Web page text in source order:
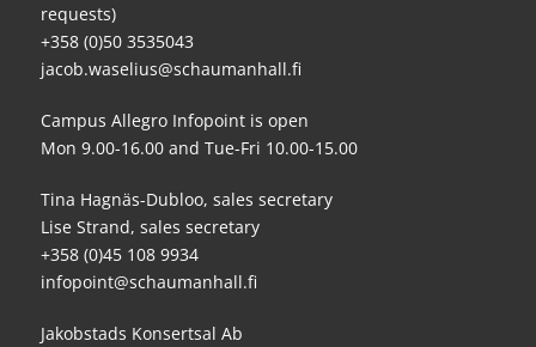
requests)
+358 (0)50 3535043
jacob.waselius@schaumanhall.fi
Campus Allegro Infopoint is open
Mon 9.00-16.00 and Tue-Fri 10.00-15.00
Tina Hagnäs-Dubloo, sales secretary
Lise Strand, sales secretary
+358 (0)45 108 9934
infopoint@schaumanhall.fi
Jakobstads Konsertsal Ab